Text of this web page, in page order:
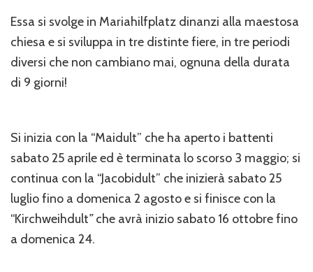
Essa si svolge in Mariahilfplatz dinanzi alla maestosa
chiesa e si sviluppa in tre distinte fiere, in tre periodi
diversi che non cambiano mai, ognuna della durata
di 9 giorni!
Si inizia con la “Maidult” che ha aperto i battenti
sabato 25 aprile ed è terminata lo scorso 3 maggio; si
continua con la “Jacobidult” che inizierà sabato 25
luglio fino a domenica 2 agosto e si finisce con la
“Kirchweihdult”che avrà inizio sabato 16 ottobre fino
a domenica 24.